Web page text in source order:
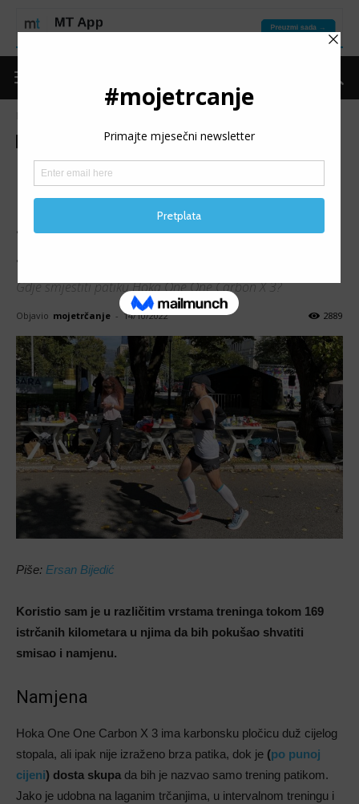
Oprema Recenzija
HOKA ONE ONE CARBON X
3: Multifunkcionalna opcija
sa specifičnom namjenom za
sve iznimno udaljeno
Gdje smjestiti patiku Hoka One One Carbon X 3?
Objavio mojetrčanje - 14/10/2022 2889
Piše: Ersan Bijedić
Koristio sam je u različitim vrstama treninga tokom 169
istrčanih kilometara u njima da bih pokušao shvatiti
smisao i namjenu.
Namjena
Hoka One One Carbon X 3 ima karbonsku pločicu duž cijelog
stopala, ali ipak nije izraženo brza patika, dok je (po punoj
cijeni) dosta skupada bih je nazvao samo trening patikom.
Jako je udobna na laganim trčanjima, u intervalnom treningu i